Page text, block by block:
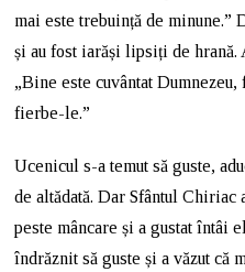
mai este trebuință de minune.”
și au fost iarăși lipsiți de hrană.
„Bine este cuvântat
fierbe-le.”
Ucenicul s-a temut să guste,
de altădată. Dar Sfântul Chiriac
peste mâncare și a gustat întâi
îndrăznit să guste și a văzut că